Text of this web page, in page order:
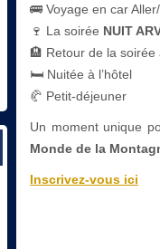
🚌 Voyage en car
🍷 La soirée NUIT
🏨 Retour de la soirée
🛏 Nuitée à l’hôtel
🥐 Petit-déjeuner
Un moment unique
Monde de la
Inscrivez-vous ici